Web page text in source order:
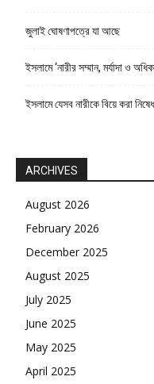
জুলাই ঘোষণাপত্রে যা আছে
ইসলামে ‘নারীর সম্মান, মর্যাদা ও
ইসলামে যেসব নারীকে বিয়ে করা নিষেধ
ARCHIVES
August 2026
February 2026
December 2025
August 2025
July 2025
June 2025
May 2025
April 2025